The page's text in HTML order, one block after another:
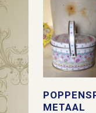
METAAL